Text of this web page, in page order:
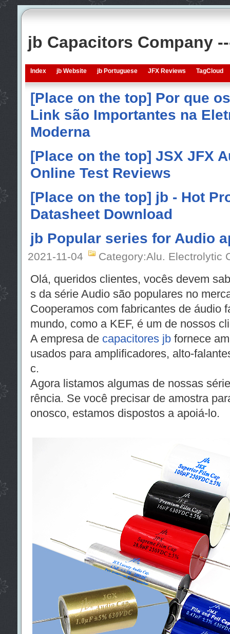
jb Capacitors Company
Index jb Website jb Portuguese JFX Reviews TagCloud
[Place on the top] Por que
Link são Importantes na
Moderna
[Place on the top] JSX JFX
Online Test Reviews
[Place on the top] jb - Hot
Datasheet Download
jb Popular series for Audio
2021-11-04 Category:Alu. Electrolytic
Olá, queridos clientes, vocês devem
s da série Audio são populares no
Cooperamos com fabricantes de áudio
mundo, como a KEF, é um de nossos
A empresa de capacitores jbfornece
usados para amplificadores, alto-
c.
Agora listamos algumas de nossas
rência. Se você precisar de amostra
onosco, estamos dispostos a apoiá-lo.